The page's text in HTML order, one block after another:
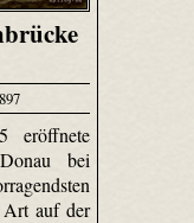
eröffnete
bei
Art auf der